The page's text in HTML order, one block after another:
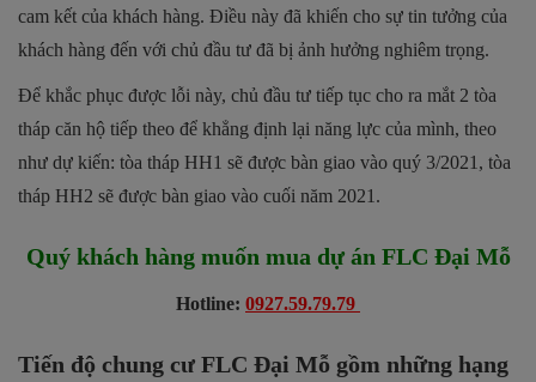
cam kết của khách hàng. Điều này đã khiến cho sự tin tưởng của
khách hàng đến với chủ đầu tư đã bị ảnh hưởng nghiêm trọng.
Để khắc phục được lỗi này, chủ đầu tư tiếp tục cho ra mắt 2 tòa
tháp căn hộ tiếp theo để khẳng định lại năng lực của mình, theo
như dự kiến: tòa tháp HH1 sẽ được bàn giao vào quý 3/2021, tòa
tháp HH2 sẽ được bàn giao vào cuối năm 2021.
Quý khách hàng muốn mua dự án FLC Đại Mỗ
Hotline: 0927.59.79.79
Tiến độ chung cư FLC Đại Mỗ gồm những hạng